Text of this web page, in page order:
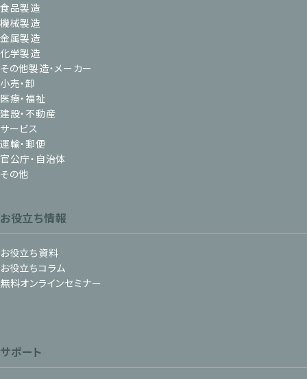
食品製造
機械製造
金属製造
化学製造
その他製造・メーカー
小売・卸
医療・福祉
建設・不動産
サービス
運輸・郵便
官公庁・自治体
その他
お役立ち情報
お役立ち資料
お役立ちコラム
無料オンラインセミナー
サポート